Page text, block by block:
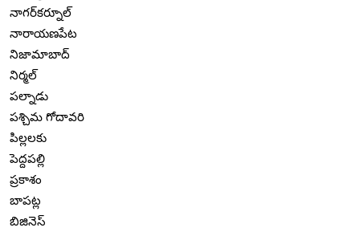
నాగర్‌కర్నూల్
నారాయణపేట
నిజామాబాద్
నిర్మల్
పల్నాడు
పశ్చిమ గోదావరి
పిల్లలకు
పెద్దపల్లి
ప్రకాశం
బాపట్ల
బిజినెస్